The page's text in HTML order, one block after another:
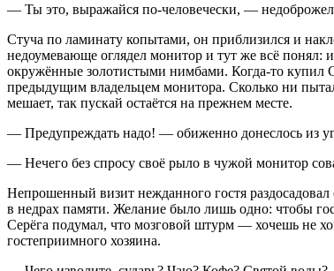
— Ты это, выражайся по-человечески, —
Стуча по ламинату копытами, он приблизился и
недоумевающе оглядел монитор и тут же всё понял:
окружённые золотистыми нимбами. Когда-то купил
предыдущим владельцем монитора. Сколько ни
мешает, так пускай остаётся на прежнем месте.
— Предупреждать надо! — обиженно донеслось из
— Нечего без спросу своё рыло в чужой монитор
Непрошенный визит нежданного гостя
в недрах памяти. Желание было лишь одно: чтобы
Серёга подумал, что мозговой штурм — хочешь не
гостеприимного хозяина.